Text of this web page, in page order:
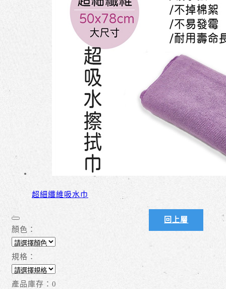
超細纖維吸水巾
回上層
顏色：
規格：
產品庫存： 0